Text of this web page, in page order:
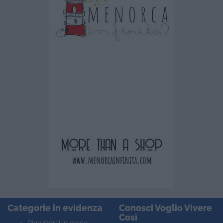
Categorie in evidenza
Conosci Voglio Vivere
Così